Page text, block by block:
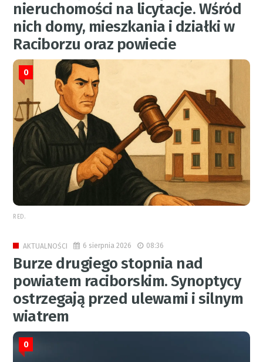
nieruchomości na licytacje. Wśród
nich domy, mieszkania i działki w
Raciborzu oraz powiecie
0
RED.
AKTUALNOŚCI 6 sierpnia 2026 08:36
Burze drugiego stopnia nad
powiatem raciborskim. Synoptycy
ostrzegają przed ulewami i silnym
wiatrem
0